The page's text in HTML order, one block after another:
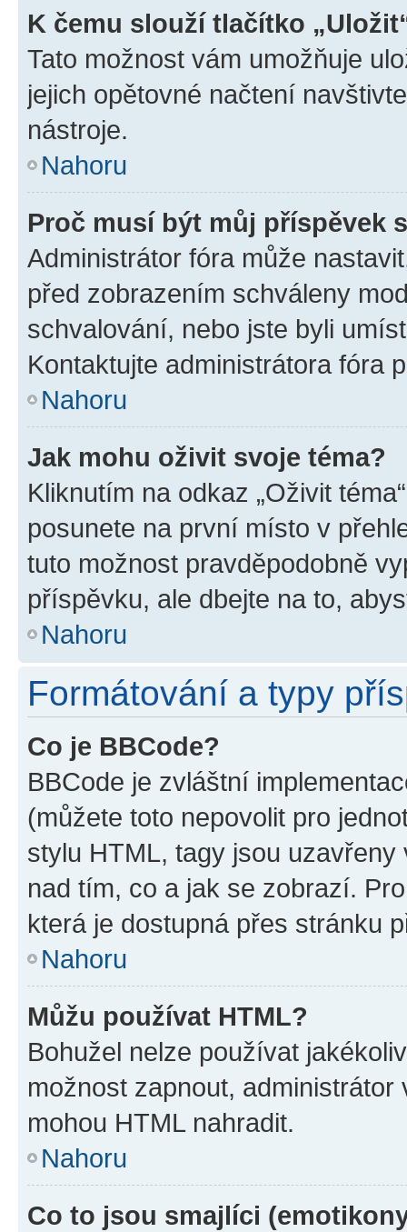
K čemu slouží tlačítko
Tato možnost vám umožňuje
jejich opětovné načtení
nástroje.
Nahoru
Proč musí být můj příspěvek
Administrátor fóra může
před zobrazením schváleny
schvalování, nebo jste byli
Kontaktujte administrátora fóra
Nahoru
Jak mohu oživit svoje téma?
Kliknutím na odkaz „Oživit
posunete na první místo v
tuto možnost pravděpodobně
příspěvku, ale dbejte na to,
Nahoru
Formátování a typy
Co je BBCode?
BBCode je zvláštní
(můžete toto nepovolit pro
stylu HTML, tagy jsou
nad tím, co a jak se zobrazí.
která je dostupná přes stránku
Nahoru
Můžu používat HTML?
Bohužel nelze používat
možnost zapnout,
mohou HTML nahradit.
Nahoru
Co to jsou smajlíci